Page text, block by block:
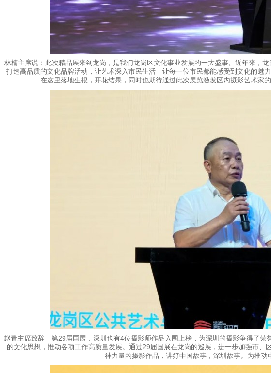
林楠主席说：此次精品展来到龙岗，是我们龙岗区文化事业发展的一大盛事。近年来，
打造高品质的文化品牌活动，让艺术深入市民生活，让每一位市民都能感受到文化的魅
在这里落地生根，开花结果，同时也期待通过此次展览激发区内摄影艺术家
赵青主席致辞：第29届国展，深圳也有4位摄影师作品入围上榜，为深圳的摄影争得了
的文化思想，推动各项工作高质量发展。通过29届国展在龙岗的巡展，进一步加强市、
神力量的摄影作品，讲好中国故事，深圳故事。为推动